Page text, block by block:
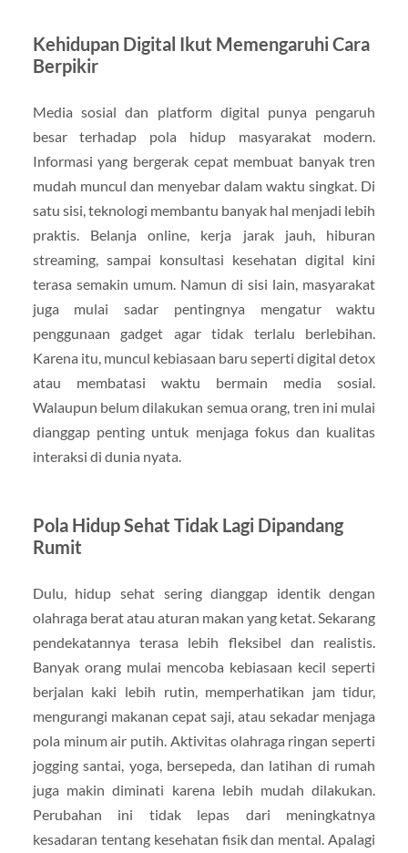
Kehidupan Digital Ikut Memengaruhi Cara
Berpikir
Media sosial dan platform digital punya pengaruh
besar terhadap pola hidup masyarakat modern.
Informasi yang bergerak cepat membuat banyak tren
mudah muncul dan menyebar dalam waktu singkat. Di
satu sisi, teknologi membantu banyak hal menjadi lebih
praktis. Belanja online, kerja jarak jauh, hiburan
streaming, sampai konsultasi kesehatan digital kini
terasa semakin umum. Namun di sisi lain, masyarakat
juga mulai sadar pentingnya mengatur waktu
penggunaan gadget agar tidak terlalu berlebihan.
Karena itu, muncul kebiasaan baru seperti digital detox
atau membatasi waktu bermain media sosial.
Walaupun belum dilakukan semua orang, tren ini mulai
dianggap penting untuk menjaga fokus dan kualitas
interaksi di dunia nyata.
Pola Hidup Sehat Tidak Lagi Dipandang
Rumit
Dulu, hidup sehat sering dianggap identik dengan
olahraga berat atau aturan makan yang ketat. Sekarang
pendekatannya terasa lebih fleksibel dan realistis.
Banyak orang mulai mencoba kebiasaan kecil seperti
berjalan kaki lebih rutin, memperhatikan jam tidur,
mengurangi makanan cepat saji, atau sekadar menjaga
pola minum air putih. Aktivitas olahraga ringan seperti
jogging santai, yoga, bersepeda, dan latihan di rumah
juga makin diminati karena lebih mudah dilakukan.
Perubahan ini tidak lepas dari meningkatnya
kesadaran tentang kesehatan fisik dan mental. Apalagi